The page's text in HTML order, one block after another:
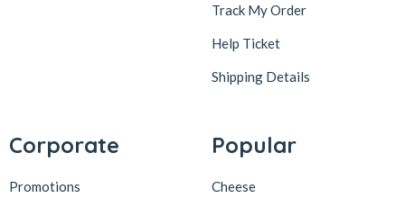
Track My Order
Help Ticket
Shipping Details
Corporate
Promotions
Popular
Cheese